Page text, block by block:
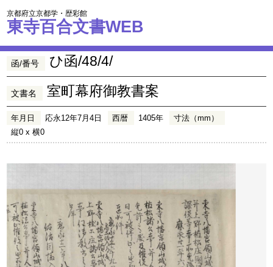
京都府立京都学・歴彩館
東寺百合文書WEB
函/番号 ひ函/48/4/
文書名 室町幕府御教書案
年月日 応永12年7月4日 西暦 1405年
寸法（mm）
縦0 x 横0